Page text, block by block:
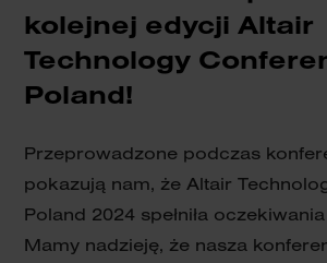
kolejnej edycji Altair
Technology
Poland!
Przeprowadzone podczas
pokazują nam, że Altair
Poland 2024 spełniła
Mamy nadzieję, że nasza